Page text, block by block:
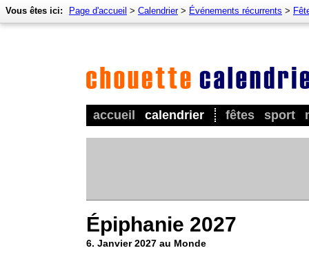
accueil calendrier fêtes sport
Vous êtes ici: Page d'accueil > Calendrier> Événements récurrents >
Épiphanie 2027
6. Janvier 2027 au Monde